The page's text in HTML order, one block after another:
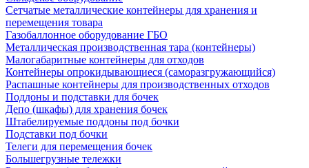
Сетчатые металлические контейнеры для хранения и
перемещения товара
Газобаллонное оборудование ГБО
Металлическая производственная тара (контейнеры)
Малогабаритные контейнеры для отходов
Контейнеры опрокидывающиеся (саморазгружающийся)
Распашные контейнеры для производственных отходов
Поддоны и подставки для бочек
Депо (шкафы) для хранения бочек
Штабелируемые поддоны под бочки
Подставки под бочки
Телеги для перемещения бочек
Большегрузные тележки